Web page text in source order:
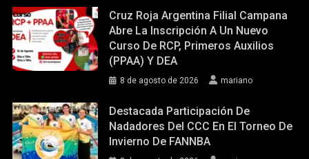
Cruz Roja Argentina Filial Campana
Abre La Inscripción A Un Nuevo
Curso De RCP, Primeros Auxilios
(PPAA) Y DEA
8 de agosto de 2026 mariano
Destacada Participación De
Nadadores Del CCC En El Torneo De
Invierno De FANNBA